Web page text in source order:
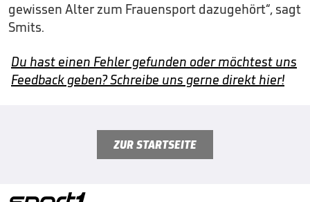
gewissen Alter zum Frauensport dazugehört“, sagt
Smits.
Du hast einen Fehler gefunden oder möchtest uns
Feedback geben? Schreibe uns gerne direkt hier!
ZUR STARTSEITE